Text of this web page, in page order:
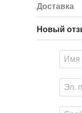
Доставка
Новый